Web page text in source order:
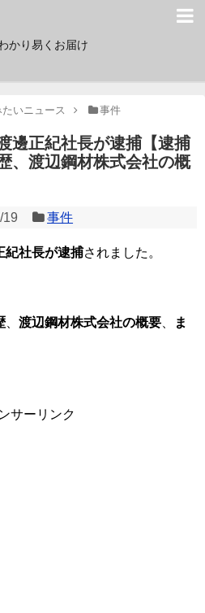
かり易くお届け
いニュース 事件
邊正紀社長が逮捕【逮捕
、渡辺鋼材株式会社の概
19 事件
紀社長が逮捕されました。
、 渡辺鋼材株式会社の概要
ま
サーリンク